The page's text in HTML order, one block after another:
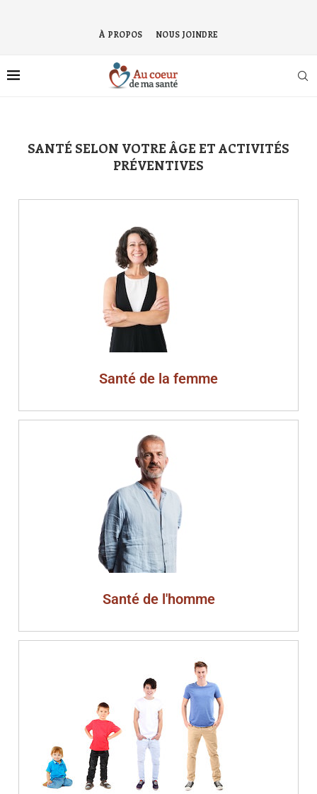
À PROPOS NOUS JOINDRE
SANTÉ SELON VOTRE ÂGE ET ACTIVITÉS
PRÉVENTIVES
Santé de la femme
Santé de l'homme